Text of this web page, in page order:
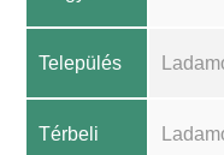
Település
Térbeli